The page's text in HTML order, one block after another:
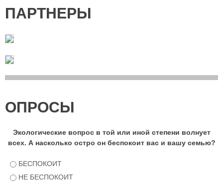
ПАРТНЕРЫ
ОПРОСЫ
Экологические вопрос в той или иной степени волнует
всех. А насколько остро он беспокоит вас и вашу семью?
БЕСПОКОИТ
НЕ БЕСПОКОИТ